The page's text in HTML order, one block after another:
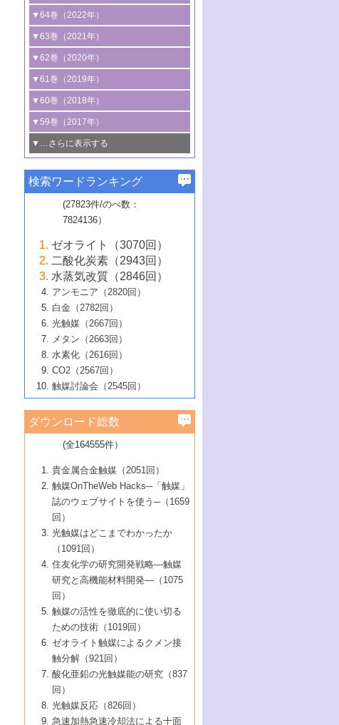
3号 有機分子変換やCO 資源化のための
光触媒に関する最近の研究
B号 第137回触媒討論会（2026年）
2号 水素製造のための水分解技術に関す
る最近の研究
3号 オレフィン系樹脂の精密合成に関す
る最新技術
4号 アルコール類の効率的変換を実現す
る非貴金属触媒の研究動向
5号 ゼオライトの合成と応用における研
究動向
6号 ヘテロ接合界面
B号 第135回触媒討論会（2025年）
2号 規制反応場を活用した固体触媒研究
の新展開
3号 未踏分子変換を目指した酸化触媒プ
ロセスの最前線
4号 シンクロトロン放射光および中性子
線を利用した触媒解析技術の最先端
5号 単原子触媒
6号 参照触媒委員会からのお知らせ
B号 第133回触媒討論会（2023年）
1号 炭素が関わる触媒機能
2号 プラスチックケミカルリサイクルの
ための触媒技術
3号 非酸化物系金属化合物を基盤とした
触媒材料の開発
4号 格子酸素・格子酸素欠陥を利用した
触媒反応
5号 生体触媒によるエネルギー変換反応
6号 窒素とリンの循環のための触媒・機
能性材料
▼64巻（2022年）
1号 合成ガス製造とCOを用いるケミカル
ズ合成の最新動向
2号 化学品合成のための合金触媒開発
3号 CO の排出削減および有効活用のた
めの触媒技術
4号 若手による情報発信企画～とびたて
若き触媒の研究者たち～（1）
若き触媒の研究者たち～（2）
6号 石油のノーブル・ユースを志向した
触媒技術
大学：オンライン・対面開催）
▼63巻（2021年）
1号 金触媒の新展開
2号 ペロブスカイト
3号 特殊反応場を利用した触媒的分子変
換反応
4号 多孔質材料を用いた触媒の新展開
5号 情報学的手法を用いた触媒開発
6号 カーボンニュートラルに向けた電解
技術
B号 第127回触媒討論会（2021年・オン
ライン開催(Zoom)のみ）
▼62巻（2020年）
1号 触媒設計を拓く欠陥構造のキャラク
タリゼーション
2号 機能化学品製造に資するクリーンな
触媒的酸化反応
3号 水処理のための触媒化学
4号 光触媒を用いた水分解の最新の研究
動向
5号 次世代の触媒プロセスを支えるマイ
6号 メタン転換技術の最新動向
B号 第125回触媒討論会（2020年・工学
院大学）
▼61巻（2019年）
1号 物質移動制御に着目した触媒プロセ
ス開発
2号 CO2 フリー水素サプライチェーンに
関わる触媒開発動向
3号 精密高分子合成に関する最近の研究
動向
4号 バイオマス化成品製造のための触媒
5号 固体触媒による含窒素有機化合物変
換の最前線
6号 貴金属使用量低減に向けた自動車排
ガス浄化触媒の開発
B号 第123回触媒討論会（2019年・大阪
▼60巻（2018年）
1号 固体酸触媒の最新の研究動向
2号 二酸化炭素からの有用化学品合成
3号 ナノ粒子・クラスター触媒の最前線
4号 60周年記念企画
5号 進化するゼオライト合成技術
6号 非貴金属系触媒における電気化学的
B号 第121回触媒討論会（2018年・東京
大学）
▼59巻（2017年）
1号 いたるところに，触媒
最先端技術
3号 無機分離膜材料の開発と触媒反応プ
ロセスへの適用
5号 水素のふるまいを解き明かす最先端
研究
6号 低級アルカンの有効利用のための触
媒技術
B号 第119回触媒討論会（2017年・首都
大学東京）
▼…さらに表示する
1号 ユニークな構造の高分子を生み出す触
2号 リグニンからの化成品製造に向けた触
媒技術
3号 触媒研究の最先端～とびたて若き研究
者たち～（1）
4号 触媒研究の最先端～とびたて若き研究
者たち～（2）
5号 触媒研究の最先端～とびたて若き研究
者たち～（3）
6号 イオニクス材料と燃料電池・電解合成
の最新の研究動向
B号 第117回触媒討論会（2016年・大阪府
立大学）
▼57巻（2015年）
1号 水素キャリアにかかわる触媒技術の新
2号 石油精製用触媒の最近の進展
3号 固体酸化物形燃料電池（SOFC）におけ
るアノード触媒上での燃料直接改質技術
4号 コアシェル構造の制御による触媒機能
5号 工業触媒およびその周辺技術の最近の
進歩
6号 ナノシート
B号 第115回触媒討論会（2015年・成蹊大
▼56巻（2014年）
2号 光触媒反応機構に関する最新の研究動
向
開発動向
4号 人工光合成に向けた近年のアプローチ
5号 未利用熱エネルギーの有効活用に貢献
する触媒技術
6号 ポリオキソメタレート
B号 第113回触媒討論会（2014年・ロワジ
ールホテル豊橋）
1号 高耐久性燃料電池システム用触媒にお
ける新展開
2号 リビングラジカル重合の最近の動向
3号 天然ガスの化学工業的展開に関する触
媒技術
4号 貴金属触媒の精密構造制御とその活用
5号 バイオマス化成品製造のための固体触
6号 ナノ空間─吸着状態解析から新機能開拓
B号 第111回触媒討論会（2013年・関西大
▼54巻（2012年）
1号 規則性多孔体の利用技術における最近
の進歩
2号 第109回触媒討論会
3号 貴金属低減技術の最新動向
4号 貴金属代替技術の最新動向
5号 光触媒による物質変換反応の新展開
6号 グラフェン
7号 水素を利用する化成品合成の新潮流
▼53巻（2011年）
1号 金属学から見る合金触媒の新展開
2号 第107回触媒討論会
3号 触媒のその場観察法の進歩（１）
4号 触媒のその場観察法の進歩（２）
5号 不活性結合の触媒的活性化による有機
合成
6号 新しい固体酸触媒技術
7号 ゼオライト合成における最近の進歩
▼52巻（2010年）
1号 触媒の劣化対策と長寿命触媒開発
2号 第105回触媒討論会
3号 ナノ構造が拓く新機能
4号 活性サイトおよびその環境の精密な設
計による触媒の高機能化
5号 触媒を有効に使うための技術
7号 有機分子触媒による精密有機合成
8号 高機能化ポリオレフィンに向けた重合
触媒の最近の進展
1号 炭素材料－熱い注目を集める材料－
2号 第103回触媒討論会
3号 環境浄化用光触媒の現状と課題
4号 水素社会の実現に向けた水素製造・貯
蔵技術の進歩
5号 CO2が関わる触媒・材料
7号 持続可能社会実現のための触媒および
触媒関連技術
▼50巻（2008年）
1号 触媒化学と学会のこの10年，半世紀，
そして未来
2号 第101回触媒討論会
4号 錯体を利用したユニークな表面構造の
構築と機能
5号 若手会員による触媒研究の未来展望1：
企業編
6号 第102回触媒討論会
7号 触媒・化学反応における計算化学の進
8号 若手研究者による触媒研究の未来展望
2：大学・研究所編
▼49巻（2007年）
1号 含フッ素化合物の合成と触媒
2号 第99回触媒討論会
3号 実用的ファインケミカル合成プロセス
を実現する触媒
5号 こんな物質，あんな物質―新たな触媒
の可能性―
7号 『結晶の化学』を活かした触媒研究
8号 イオン液体の応用
▼48巻（2006年）
1号 固体酸触媒の最近の進歩
2号 第97回触媒討論会
3号 リビング重合触媒の最近の展開
5号 水素製造・貯蔵のための触媒技術の新
しい展開
6号 第98回触媒討論会
7号 基礎化学品製造の触媒技術
8号 多機能型リアクター
1号 最近の触媒担体とその効果
2号 第95回触媒討論会
4号 水分解用光触媒材料
5号 時間分解分光の進歩と応用
6号 第96回触媒討論会
8号 超臨界流体を用いた化学プロセスの新
▼46巻（2004年）
1号 部分酸化反応触媒の最前線
2号 第93回触媒討論会
3号 特殊エネルギー場の触媒反応
4号 生体内における金属の触媒作用
5号 ファインケミカルズの展開に寄与する
6号 第94回触媒討論会
7号 サブナノレベルでみた新しい表面現象
8号 オレフィン重合触媒の新たな展
▼45巻（2003年）
1号 なぜこの触媒が良いのか？
2号 第91回触媒討論会
3号 最近の自動車排ガス処理技術
4号 触媒研究の現状と将来─第90回触媒討論
5号 基礎化学品製造の触媒技術
6号 第92回触媒討論会
7号 基礎化学品製造の触媒技術
8号 資源の循環と触媒技術
▼44巻（2002年）
1号 高次制御された触媒の化学
2号 第89回触媒討論会
3号 触媒を利用した電気化学の新展開
4号 ナノ材料の調製と機能化
5号 こんな触媒が欲しい
6号 第90回触媒討論会
7号 触媒研究と学術雑誌/情報
8号 若い世代からみた触媒化学の現状と未
▼43巻（2001年）
1号 グリーンケミストリーと触媒
2号 第87回触媒討論会特集号
3号 生体触媒とバイオプロセス
4号 水素製造・利用の触媒化学
5号 触媒研究における新しい切り口：コン
ビナトリアルケミストリー
6号 第88回触媒討論会特集号
7号 企業における触媒研究のブレークスル
8号 この材料を触媒として使ってみません
▼42巻（2000年）
1号 触媒反応工学の明日を拓く
2号 第85回触媒討論会
3号 反応ダイナミクス
5号 触媒のおもしろさをどのように伝える
6号 第86回触媒討論会
7号 水素化精製触媒の新しい展開
8号 新しい反応性と機能性を目指した金属
クラスタ-化学
▼41巻（1999年）
1号 孔、穴、あな?-特異な空間とその利用-
2号 第83回触媒討論会
3号 均一系触媒反応最前線
4号 実用炭素材料の新展開
5号 研究の方法論を考える
7号 機能性金属材料と触媒
8号 触媒研究へのNMRの応用と展望
▼40巻（1998年）
進展と21世紀への提言/創立40周年記念・触
媒学会この10年の歩みとこれから/創立40周
2号 第81回触媒討論会
3号 計算機触媒化学へのさそい
4号 触媒劣化の制御と予測
5号 最新の実用プロセスと触媒
6号 第82回触媒討論会
1号 均一系と不均一系触媒反応-その特徴と
接点
2号 第79回触媒討論会
3号 最新NO除去触媒の実用化研究
4号 新しい反応場を目指した触媒調製
5号 反応・分離技術の新しい展開
6号 第80回触媒討論会
▼38巻（1996年）
1号 触媒の構造と触媒作用/C1化学を中心と
する21世紀への触媒
3号 オリンピックメダル:金・銀・銅はどん
な触媒作用を示すか
4号 触媒作用における機能の複合化
▼37巻（1995年）
1号 ファインケミカルズと固体触媒
2号 第75回触媒討論会
3号 希土類を利用した触媒
4号 触媒とリサイクル
5号 エネルギー変換触媒
▼36巻（1994年）
1号 電気化学と触媒
2号 第73回触媒討論会
3号 C4化学の展開
4号 《通常号》
▼35巻（1993年）
1号 工業触媒開発マニュアル―探索から工
業化まで
2号 第71回触媒討論会
▼34巻（1992年）
1号 インパクトを与えたこの研究
2号 第69回触媒討論会
▼33巻（1991年）
1号 触媒プロセス開発マニュアル―探索か
▼32巻（1990年）
検索ワードランキング
(27823件/のべ数：
7824136）
ゼオライト（3070回）
二酸化炭素（2943回）
水蒸気改質（2846回）
アンモニア（2820回）
白金（2782回）
光触媒（2667回）
メタン（2663回）
水素化（2616回）
CO2（2567回）
触媒討論会（2545回）
ダウンロード総数
(全164555件）
貴金属合金触媒（2051回）
触媒OnTheWeb Hacks─「触媒」
誌のウェブサイトを使う─（1659
回）
光触媒はどこまでわかったか
（1091回）
住友化学の研究開発戦略―触媒
研究と高機能材料開発―（1075
回）
触媒の活性を徹底的に使い切る
ための技術（1019回）
ゼオライト触媒によるクメン接
触分解（921回）
酸化亜鉛の光触媒能の研究（837
回）
光触媒反応（826回）
急速加熱急速冷却法による十面